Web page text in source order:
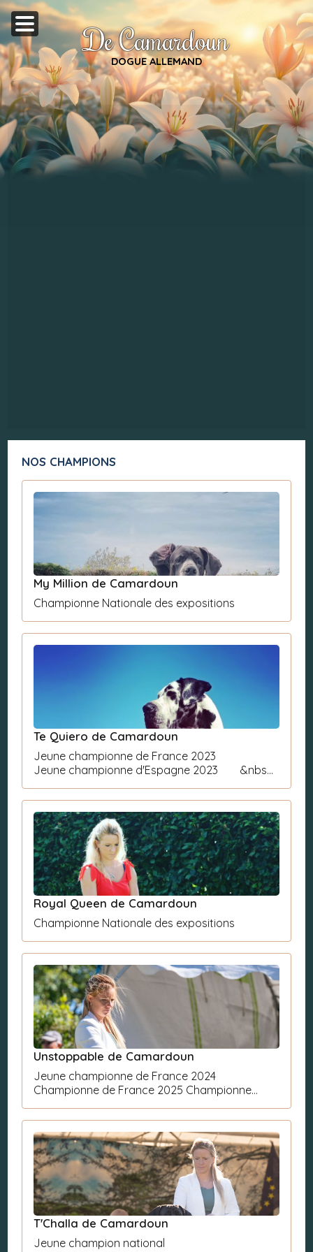
De Camardoun
DOGUE ALLEMAND
NOS CHAMPIONS
My Million de Camardoun
Championne Nationale des expositions
Te Quiero de Camardoun
Jeune championne de France 2023
Jeune championne d'Espagne 2023 &nbs...
Royal Queen de Camardoun
Championne Nationale des expositions
Unstoppable de Camardoun
Jeune championne de France 2024
Championne de France 2025 Championne
T'Challa de Camardoun
Jeune champion national